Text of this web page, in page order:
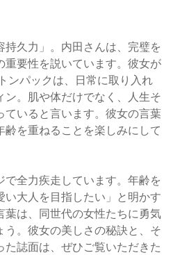
久力」。内田さんは、完璧を
重要性を説いています。彼女が
ンパックは、日常に取り入れ
。肌や体だけでなく、人生そ
ていると言います。彼女の言葉
を重ねることを楽しみにして
で全力疾走しています。年齢を
大人を目指したい」と明かす
葉は、同世代の女性たちに勇気
う。彼女の美しさの秘訣と、そ
誌面は、ぜひご覧いただきた